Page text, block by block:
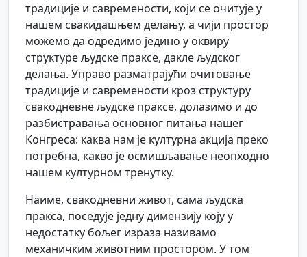
традиције и савремености, који се очитује у
нашем свакидашњем делању, а чији простор
можемо да одредимо једино у оквиру
структуре људске праксе, дакле људског
делања. Управо разматрајући очитовање
традиције и савремености кроз структуру
свакодневне људске праксе, долазимо и до
разбистравања основног питања нашег
Конгреса: каква нам је културна акција преко
потребна, какво је осмишљавање неопходно
нашем културном тренутку.
Наиме, свакодневни живот, сама људска
пракса, поседује једну димензију коју у
недостатку бољег израза називамо
механичким животним простором. У том